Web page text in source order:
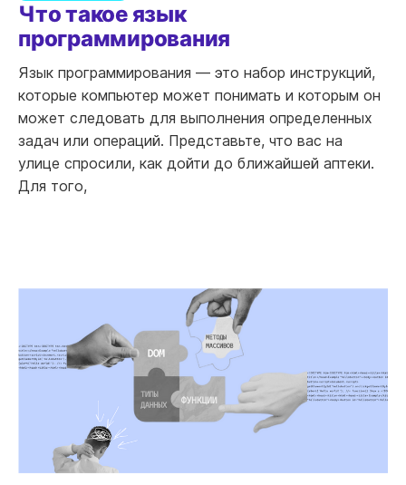
Что такое язык
программирования
Язык программирования — это набор инструкций,
которые компьютер может понимать и которым он
может следовать для выполнения определенных
задач или операций. Представьте, что вас на
улице спросили, как дойти до ближайшей аптеки.
Для того,